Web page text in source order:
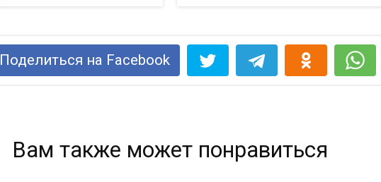
Поделиться на Facebook
Вам также может понравиться